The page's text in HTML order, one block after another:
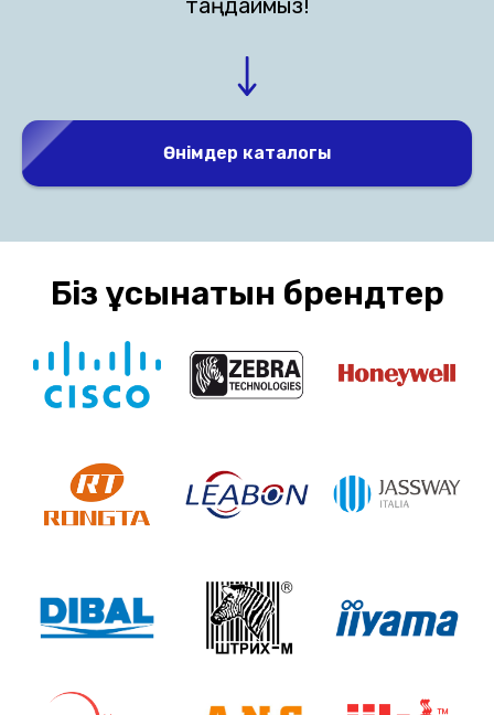
таңдаймыз!
Өнімдер каталогы
Біз ұсынатын брендтер